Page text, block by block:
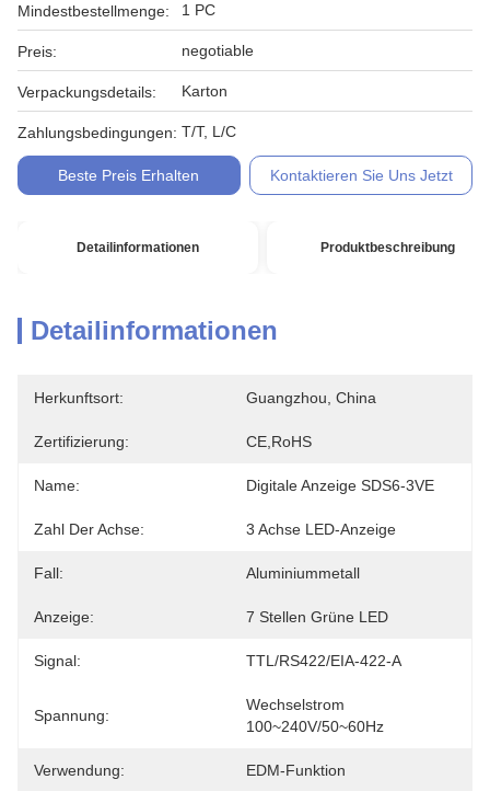
Mindestbestellmenge: 1 PC
Preis: negotiable
Verpackungsdetails: Karton
Zahlungsbedingungen: T/T, L/C
Beste Preis Erhalten Kontaktieren Sie Uns Jetzt
Detailinformationen Produktbeschreibung
Detailinformationen
Herkunftsort: Guangzhou, China
Zertifizierung: CE,RoHS
Name: Digitale Anzeige SDS6-3VE
Zahl Der Achse: 3 Achse LED-Anzeige
Fall: Aluminiummetall
Anzeige: 7 Stellen Grüne LED
Signal: TTL/RS422/EIA-422-A
Spannung:
Wechselstrom
100~240V/50~60Hz
Verwendung: EDM-Funktion